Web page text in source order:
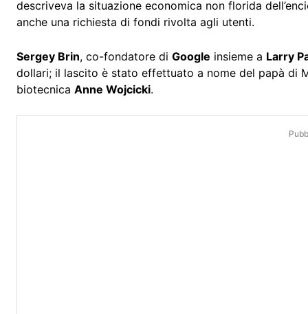
descriveva la situazione economica non florida
anche una richiesta di fondi rivolta agli utenti.
Sergey Brin, co-fondatore di Google insieme a Larry
dollari; il lascito è stato effettuato a nome del papà di
biotecnica Anne Wojcicki.